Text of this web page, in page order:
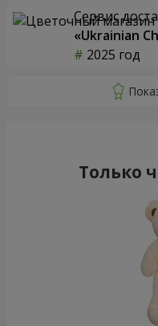
Сервис
«Ukrainian
2025 год
Только